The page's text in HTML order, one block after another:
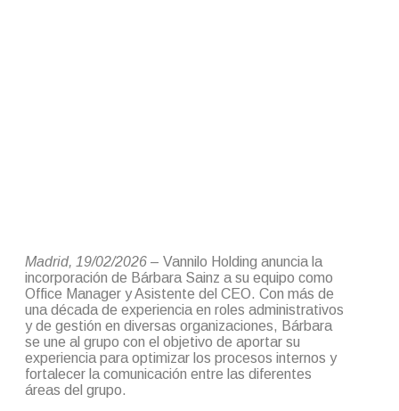
Madrid, 19/02/2026 – Vannilo Holding anuncia la
incorporación de Bárbara Sainz a su equipo como
Office Manager y Asistente del CEO. Con más de
una década de experiencia en roles administrativos
y de gestión en diversas organizaciones, Bárbara
se une al grupo con el objetivo de aportar su
experiencia para optimizar los procesos internos y
fortalecer la comunicación entre las diferentes
áreas del grupo.